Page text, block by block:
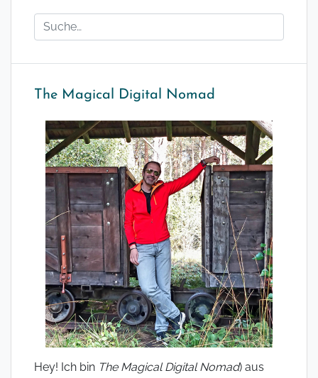
The Magical Digital Nomad
Hey! Ich bin The Magical Digital Nomad) aus